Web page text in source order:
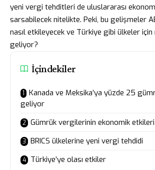
yeni vergi tehditleri de uluslararası
sarsabilecek nitelikte. Peki, bu gelişmeler
nasıl etkileyecek ve Türkiye gibi ülkeler için
geliyor?
İçindekiler
Kanada ve Meksika’ya yüzde 25
geliyor
Gümrük vergilerinin ekonomik etkileri
BRICS ülkelerine yeni vergi tehdidi
Türkiye’ye olası etkiler